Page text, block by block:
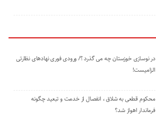
در نوسازی خوزستان چه می گذرد ؟/ ورودی فوری نهادهای نظارتی
الزامیست!
محکوم قطعی به شلاق ، انفصال از خدمت و تبعید چگونه
فرماندار اهواز شد؟